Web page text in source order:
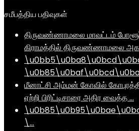
சமீபத்திய பதிவுகள்
திருவண்ணாமலை மாவட்டம்
கிராமத்தில் திருவண்ணாமலை
மீனாட்சி அம்மன் கோவில்
ஏற்றி பிரிட்டிசாரை அதிர வைத்த …
\…